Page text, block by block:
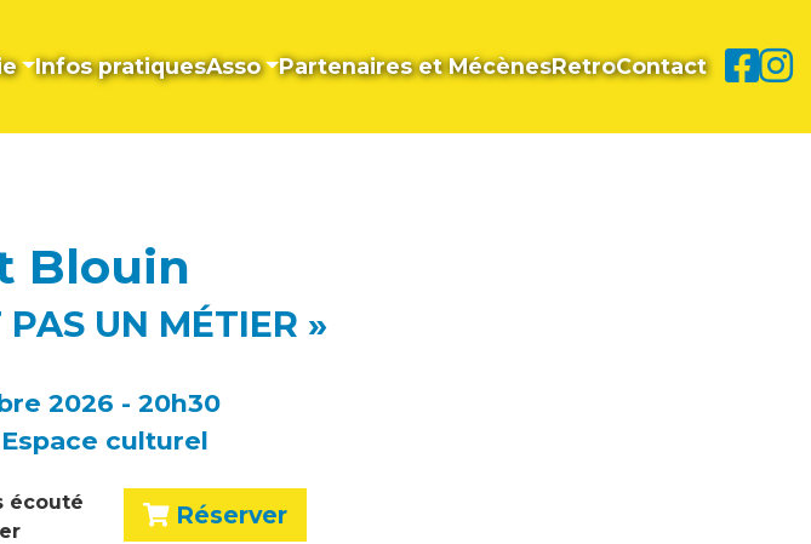
Infos pratiquesAsso Partenaires et MécènesRetroContact
Blouin
UN MÉTIER »
2026 - 20h30
Espace culturel
écouté
Réserver